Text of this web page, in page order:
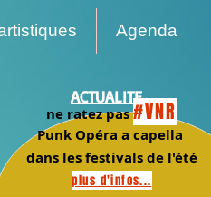
Agenda
ACTUALITE
ne ratez pas#VNR
Punk Opéra a capella
dans les festivals de l'été
plus d'infos...